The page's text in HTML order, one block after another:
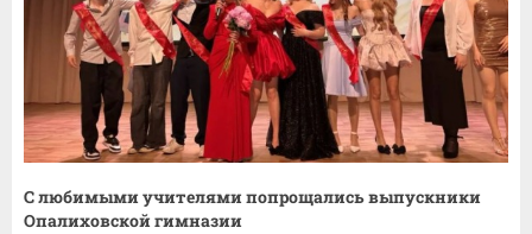
С любимыми учителями попрощались выпускники
Опалиховской гимназии